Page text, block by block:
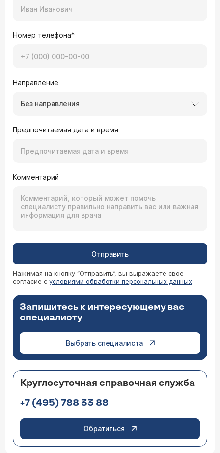
Номер телефона*
Направление
Без направления
Предпочитаемая дата и время
Комментарий
Отправить
Нажимая на кнопку “Отправить”, вы выражаете свое
согласие с условиями обработки персональных данных
Запишитесь к интересующему вас
специалисту
Выбрать специалиста
Круглосуточная справочная служба
+7 (495) 788 33 88
Обратиться